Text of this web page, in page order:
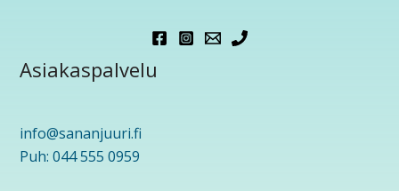
Asiakaspalvelu
info@sananjuuri.fi
Puh: 044 555 0959